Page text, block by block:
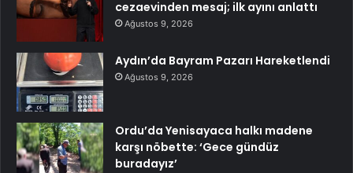
cezaevinden mesaj; ilk ayını anlattı
Ağustos 9, 2026
Aydın’da Bayram Pazarı Hareketlendi
Ağustos 9, 2026
Ordu’da Yenisayaca halkı madene
karşı nöbette: ‘Gece gündüz
buradayız’